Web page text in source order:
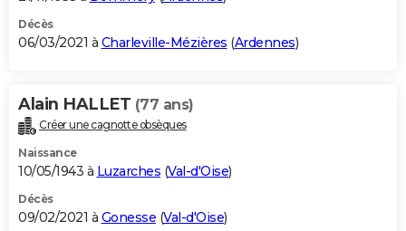
Décès
06/03/2021 à Charleville-Mézières (Ardennes)
Alain HALLET (77 ans)
Créer une cagnotte obsèques
Naissance
10/05/1943 à Luzarches (Val-d'Oise)
Décès
09/02/2021 à Gonesse (Val-d'Oise)